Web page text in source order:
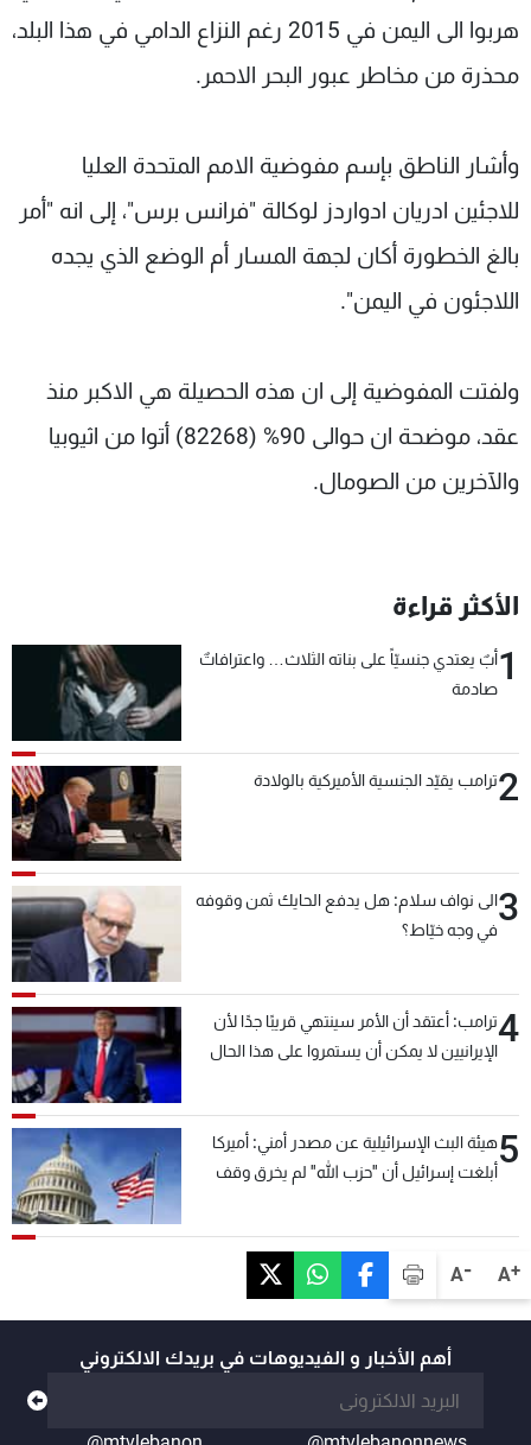
A+
A-
هربوا الى اليمن في 2015 رغم النزاع الدامي في هذا البلد،
محذرة من مخاطر عبور البحر الاحمر.
وأشار الناطق بإسم مفوضية الامم المتحدة العليا
للاجئين ادريان ادواردز لوكالة "فرانس برس"، إلى انه "أمر
بالغ الخطورة أكان لجهة المسار أم الوضع الذي يجده
اللاجئون في اليمن".
ولفتت المفوضية إلى ان هذه الحصيلة هي الاكبر منذ
عقد، موضحة ان حوالى 90% (82268) أتوا من اثيوبيا
والآخرين من الصومال.
الأكثر قراءة
1أبٌ يعتدي جنسيّاً على بناته الثلاث… واعترافاتٌ
صادمة
2ترامب يقيّد الجنسية الأميركية بالولادة
3الى نواف سلام: هل يدفع الحايك ثمن وقوفه
في وجه خيّاط؟
4ترامب: أعتقد أن الأمر سينتهي قريبًا جدًا لأن
الإيرانيين لا يمكن أن يستمروا على هذا الحال
5هيئة البث الإسرائيلية عن مصدر أمني: أميركا
أبلغت إسرائيل أن "حزب الله" لم يخرق وقف
أهم الأخبار و الفيديوهات في بريدك الالكتروني
لاعلاناتكم
شروط الإسـتخدام